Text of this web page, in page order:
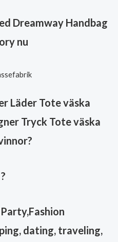
Dreamway Handbag
nu
Läder Tote väska
Tryck Tote väska
?
?
dating, traveling,